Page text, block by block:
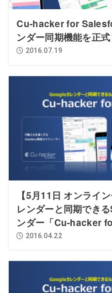
Cu-hacker for
ンダー同期機能を正
2016.07.19
【5月11日 オンライ
レンダーと同期でき
ンダー「Cu-hacker
2016.04.22